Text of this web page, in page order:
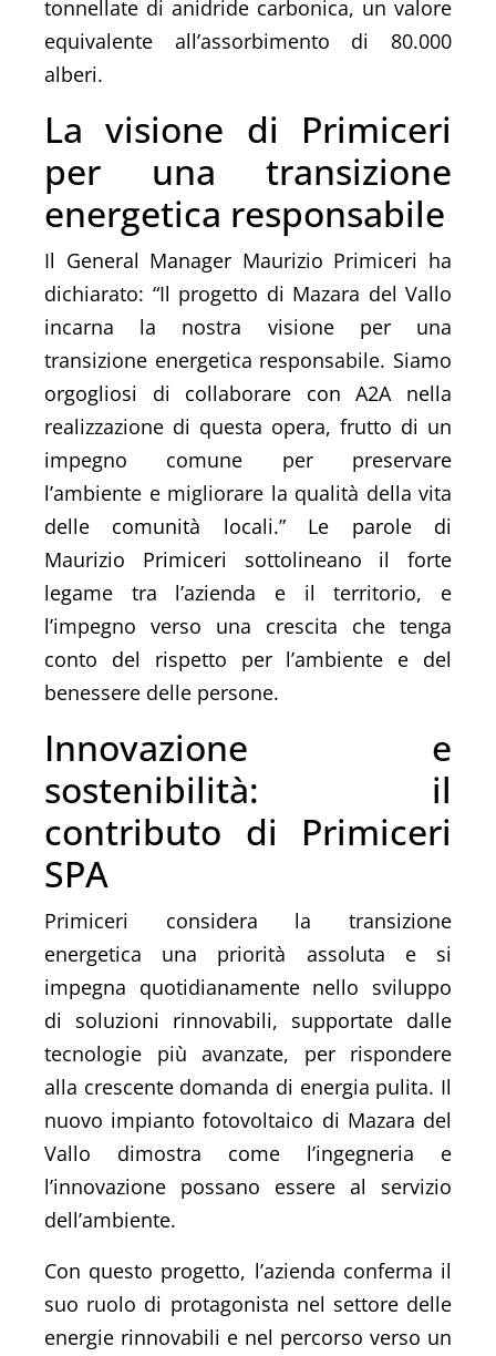
tonnellate di anidride carbonica, un valore
equivalente all’assorbimento di 80.000
alberi.
La visione di Primiceri
per una transizione
energetica responsabile
Il General Manager Maurizio Primiceri ha
dichiarato: “Il progetto di Mazara del Vallo
incarna la nostra visione per una
transizione energetica responsabile. Siamo
orgogliosi di collaborare con A2A nella
realizzazione di questa opera, frutto di un
impegno comune per preservare
l’ambiente e migliorare la qualità della vita
delle comunità locali.” Le parole di
Maurizio Primiceri sottolineano il forte
legame tra l’azienda e il territorio, e
l’impegno verso una crescita che tenga
conto del rispetto per l’ambiente e del
benessere delle persone.
Innovazione e
sostenibilità: il
contributo di Primiceri
SPA
Primiceri considera la transizione
energetica una priorità assoluta e si
impegna quotidianamente nello sviluppo
di soluzioni rinnovabili, supportate dalle
tecnologie più avanzate, per rispondere
alla crescente domanda di energia pulita. Il
nuovo impianto fotovoltaico di Mazara del
Vallo dimostra come l’ingegneria e
l’innovazione possano essere al servizio
dell’ambiente.
Con questo progetto, l’azienda conferma il
suo ruolo di protagonista nel settore delle
energie rinnovabili e nel percorso verso un